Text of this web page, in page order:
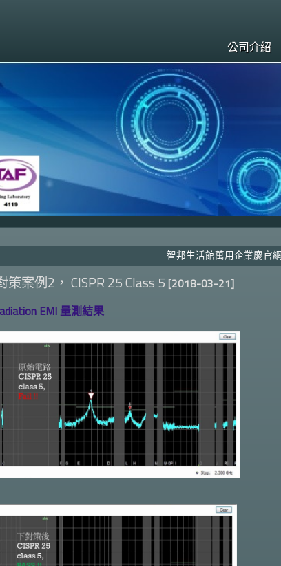
公司介紹
智邦生活館萬用企業慶官
策案例2， CISPR 25 Class 5 [2018-03-21]
EMI 量測結果